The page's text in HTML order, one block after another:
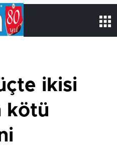
ikisi
kötü